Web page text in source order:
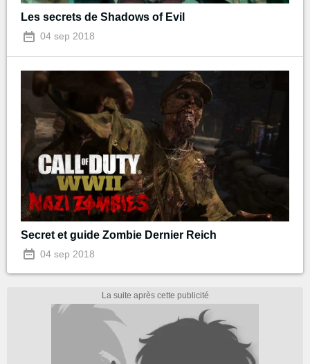
Les secrets de Shadows of Evil
04 sep 2018
Secret et guide Zombie Dernier Reich
04 sep 2018